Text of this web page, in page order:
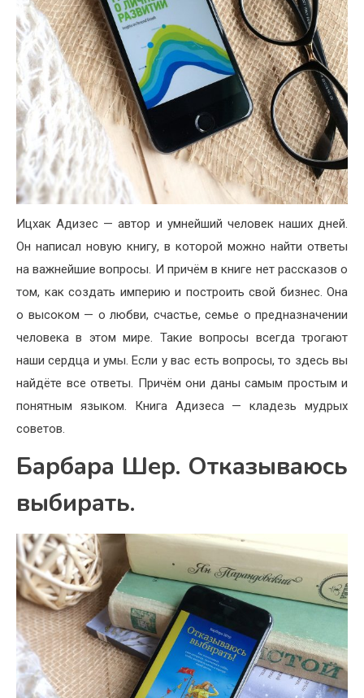
Ицхак Адизес — автор и умнейший человек наших дней.
Он написал новую книгу, в которой можно найти ответы
на важнейшие вопросы. И причём в книге нет рассказов о
том, как создать империю и построить свой бизнес. Она
о высоком — о любви, счастье, семье о предназначении
человека в этом мире. Такие вопросы всегда трогают
наши сердца и умы. Если у вас есть вопросы, то здесь вы
найдёте все ответы. Причём они даны самым простым и
понятным языком. Книга Адизеса — кладезь мудрых
советов.
Барбара Шер. Отказываюсь
выбирать.